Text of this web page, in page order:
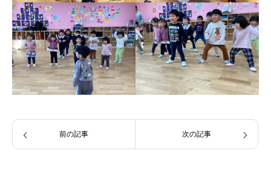
前の記事 次の記事